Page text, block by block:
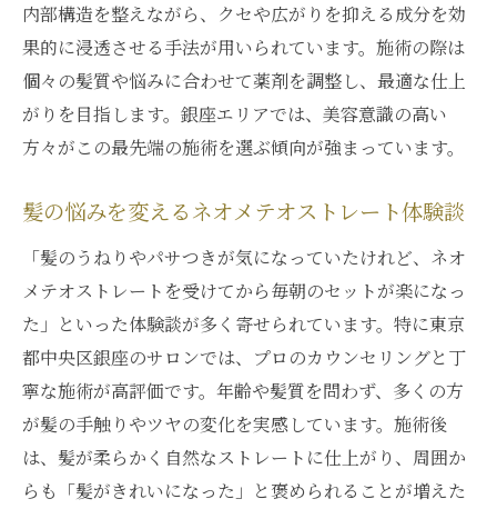
髪質改善とダメージレスを実現する新技術
の魅力
ネオメテオストレートの施術で実感する髪
の変化
髪に優しいネオメテオストレートの選び方
ダメージに悩む方へネオメテオストレート
髪質改善と同時に叶うネオメテオストレー
トの安心感
柔らかな仕上がりが魅力の最新施術
ネオメテオストレートで得られる柔らかな
手触り
髪質改善と柔らかさを両立する最新施術法
ネオメテオストレートの仕上がりが支持さ
内部構造を整えながら、クセや広がりを抑える成分を効
果的に浸透させる手法が用いられています。施術の際は
個々の髪質や悩みに合わせて薬剤を調整し、最適な仕上
がりを目指します。銀座エリアでは、美容意識の高い
方々がこの最先端の施術を選ぶ傾向が強まっています。
髪の悩みを変えるネオメテオストレート体験談
「髪のうねりやパサつきが気になっていたけれど、ネオ
メテオストレートを受けてから毎朝のセットが楽になっ
た」といった体験談が多く寄せられています。特に東京
都中央区銀座のサロンでは、プロのカウンセリングと丁
寧な施術が高評価です。年齢や髪質を問わず、多くの方
が髪の手触りやツヤの変化を実感しています。施術後
は、髪が柔らかく自然なストレートに仕上がり、周囲か
らも「髪がきれいになった」と褒められることが増えた